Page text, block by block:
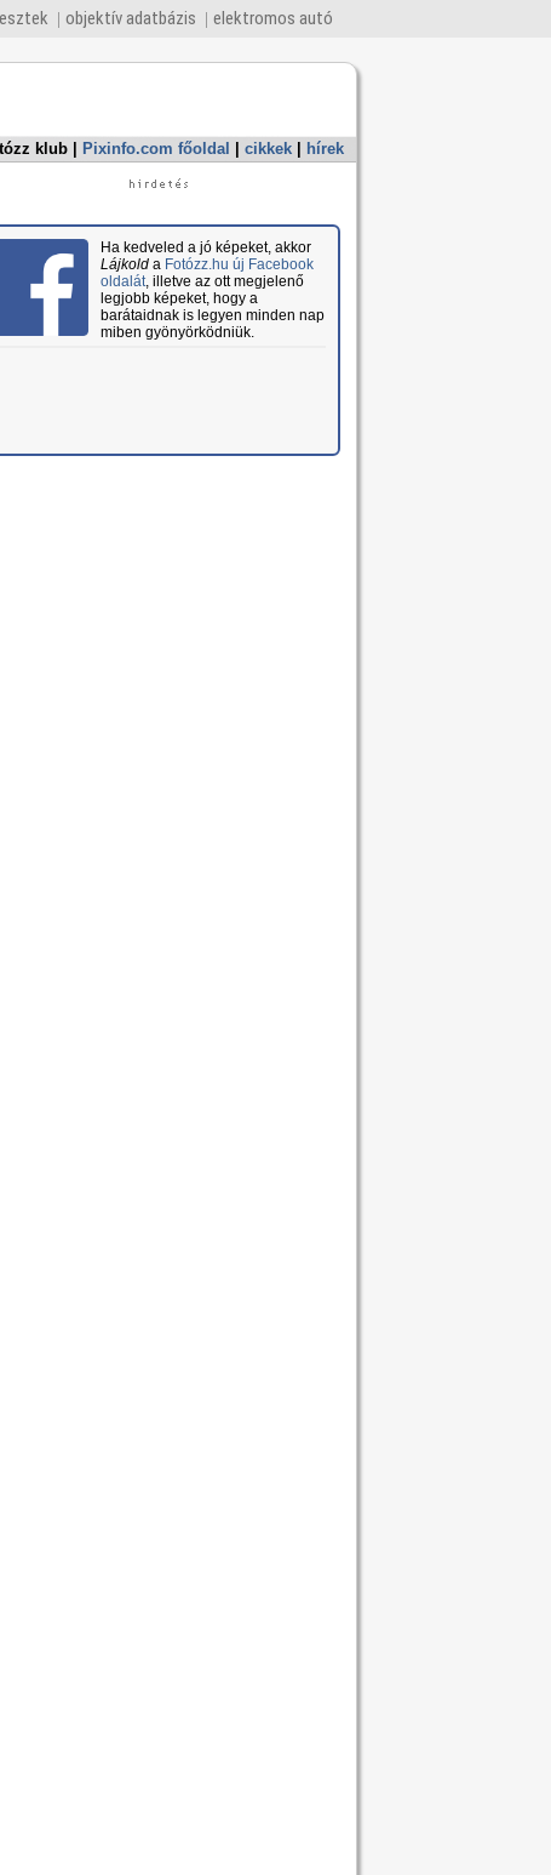
objektív adatbázis elektromos autó
klub Pixinfo.com főoldal cikkek hírek
Ha kedveled a jó képeket, akkor
Lájkolda Fotózz.hu új Facebook
oldalát, illetve az ott megjelenő
legjobb képeket, hogy a
barátaidnak is legyen minden nap
miben gyönyörködniük.